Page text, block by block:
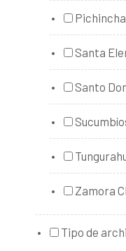
Pichincha
Santa
Santo
Zamora
Tipo de